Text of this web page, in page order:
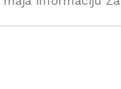
oboljele osobe s